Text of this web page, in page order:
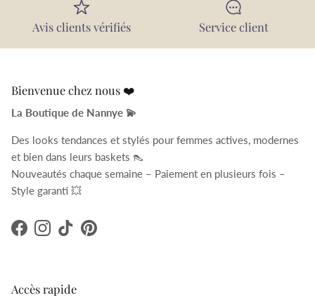
Avis clients vérifiés Service client
Bienvenue chez nous ❤️
La Boutique de Nannye 💫
Des looks tendances et stylés pour femmes actives, modernes
et bien dans leurs baskets 👠
Nouveautés chaque semaine – Paiement en plusieurs fois –
Style garanti 💥
FacebookInstagram
TikTokPinterest
Accès rapide